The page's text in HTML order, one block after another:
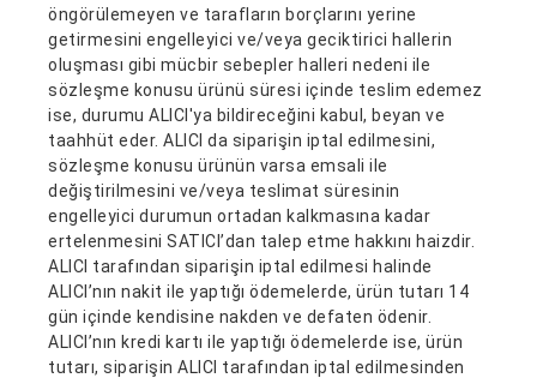
öngörülemeyen ve tarafların borçlarını yerine
getirmesini engelleyici ve/veya geciktirici hallerin
oluşması gibi mücbir sebepler halleri nedeni ile
sözleşme konusu ürünü süresi içinde teslim edemez
ise, durumu ALICI'ya bildireceğini kabul, beyan ve
taahhüt eder. ALICI da siparişin iptal edilmesini,
sözleşme konusu ürünün varsa emsali ile
değiştirilmesini ve/veya teslimat süresinin
engelleyici durumun ortadan kalkmasına kadar
ertelenmesini SATICI’dan talep etme hakkını haizdir.
ALICI tarafından siparişin iptal edilmesi halinde
ALICI’nın nakit ile yaptığı ödemelerde, ürün tutarı 14
gün içinde kendisine nakden ve defaten ödenir.
ALICI’nın kredi kartı ile yaptığı ödemelerde ise, ürün
tutarı, siparişin ALICI tarafından iptal edilmesinden